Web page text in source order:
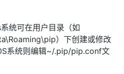
统可在用户目录（如
）下创建或修改
系统则编辑~/.pip/pip.conf文